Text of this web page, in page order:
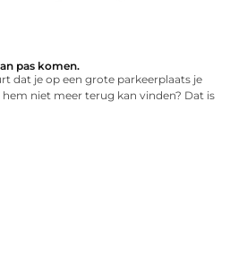
pas komen.
dat je op een grote parkeerplaats je
niet meer terug kan vinden? Dat is